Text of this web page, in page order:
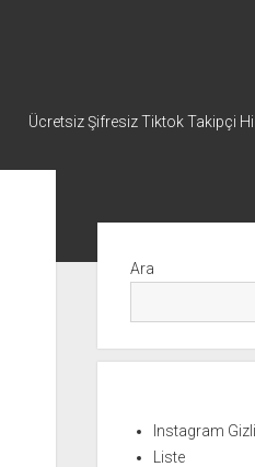
Ücretsiz Şifresiz Tiktok Takipçi
Menü
Ara
Instagram
Liste